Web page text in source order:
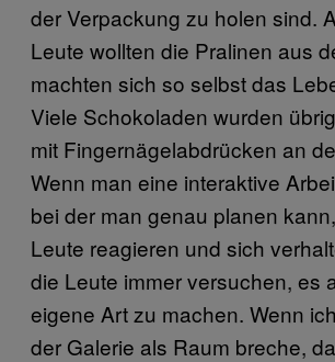
der Verpackung zu holen sind.
Leute wollten die Pralinen aus
machten sich so selbst das
Viele Schokoladen wurden
mit Fingernägelabdrücken an
Wenn man eine interaktive
bei der man genau planen
Leute reagieren und sich
die Leute immer versuchen, es
eigene Art zu machen. Wenn
der Galerie als Raum breche,